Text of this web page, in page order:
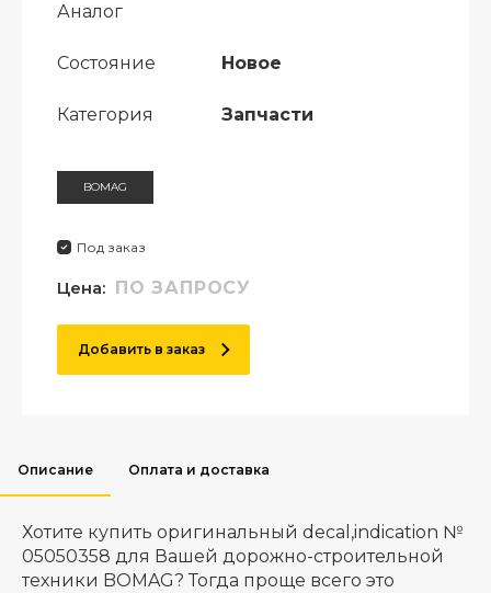
Аналог
Состояние Новое
Категория Запчасти
BOMAG
Под заказ
Цена: ПО ЗАПРОСУ
Добавить в заказ
Описание Оплата и доставка
Хотите купить оригинальный decal,indication №
05050358 для Вашей дорожно-строительной
техники BOMAG? Тогда проще всего это